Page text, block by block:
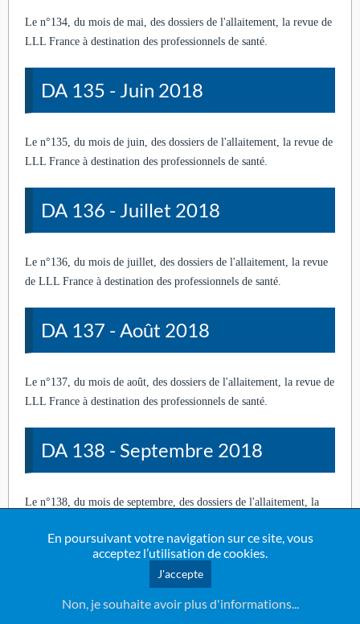
En poursuivant votre navigation sur ce site, vous
acceptez l’utilisation de cookies.
J'accepte
Non, je souhaite avoir plus d'informations...
Le n°134, du mois de mai, des dossiers de l'allaitement, la revue de
LLL France à destination des professionnels de santé.
DA 135 - Juin 2018
Le n°135, du mois de juin, des dossiers de l'allaitement, la revue de
LLL France à destination des professionnels de santé.
DA 136 - Juillet 2018
Le n°136, du mois de juillet, des dossiers de l'allaitement, la revue
de LLL France à destination des professionnels de santé.
DA 137 - Août 2018
Le n°137, du mois de août, des dossiers de l'allaitement, la revue de
LLL France à destination des professionnels de santé.
DA 138 - Septembre 2018
Le n°138, du mois de septembre, des dossiers de l'allaitement, la
DA 139 - Octobre 2018